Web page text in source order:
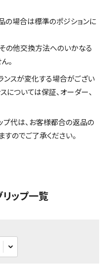
の場合は標準のポジションに
その他交換方法へのいかなる
。
ンスが変化する場合がござい
については保証、オーダー、
プ代は、お客様都合の返品の
のでご了承ください。
ップ一覧